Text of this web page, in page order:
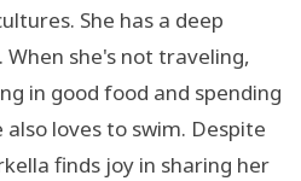
She has a deep
she's not traveling,
in good food and spending
loves to swim. Despite
finds joy in sharing her